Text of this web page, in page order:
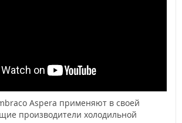
Aspera применяют в своей
производители холодильной